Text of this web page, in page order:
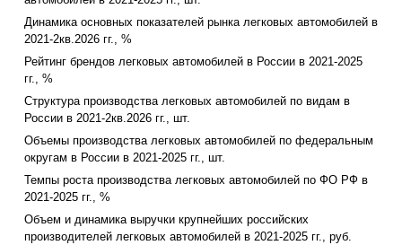
Динамика основных показателей рынка легковых автомобилей в
2021-2кв.2026 гг., %
Рейтинг брендов легковых автомобилей в России в 2021-2025
гг., %
Структура производства легковых автомобилей по видам в
России в 2021-2кв.2026 гг., шт.
Объемы производства легковых автомобилей по федеральным
округам в России в 2021-2025 гг., шт.
Темпы роста производства легковых автомобилей по ФО РФ в
2021-2025 гг., %
Объем и динамика выручки крупнейших российских
производителей легковых автомобилей в 2021-2025 гг., руб.